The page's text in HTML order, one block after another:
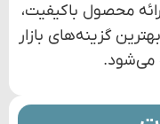
محصول باکیفیت،
گزینه‌های بازار
می‌شود.